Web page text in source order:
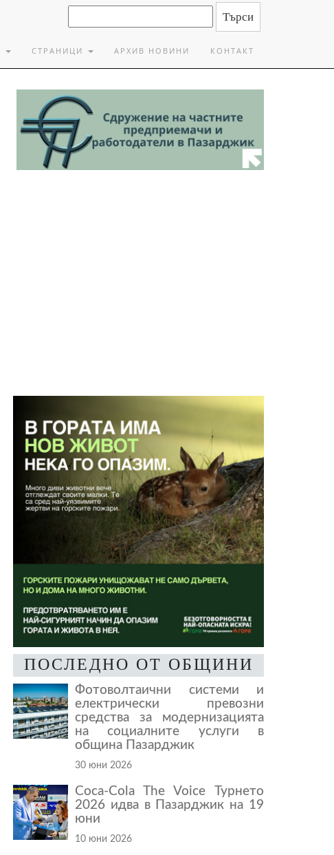
СТРАНИЦИ АРХИВ НОВИНИ КОНТАКТ
ПОСЛЕДНО ОТ ОБЩИНИ
Фотоволтаични системи и
електрически превозни
средства за модернизацията
на социалните услуги в
община Пазарджик
30 юни 2026
Coca-Cola The Voice Турнето
2026 идва в Пазарджик на 19
юни
10 юни 2026